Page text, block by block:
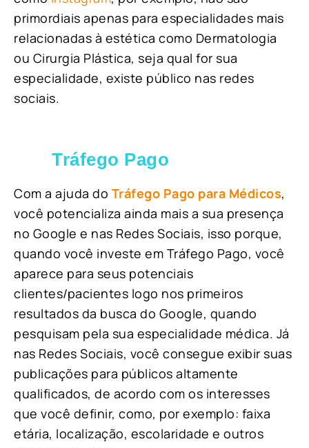
primordiais apenas para especialidades mais
relacionadas à estética como Dermatologia
ou Cirurgia Plástica, seja qual for sua
especialidade, existe público nas redes
sociais.
Tráfego Pago
Com a ajuda do Tráfego Pago para Médicos,
você potencializa ainda mais a sua presença
no Google e nas Redes Sociais, isso porque,
quando você investe em Tráfego Pago, você
aparece para seus potenciais
clientes/pacientes logo nos primeiros
resultados da busca do Google, quando
pesquisam pela sua especialidade médica. Já
nas Redes Sociais, você consegue exibir suas
publicações para públicos altamente
qualificados, de acordo com os interesses
que você definir, como, por exemplo: faixa
etária, localização, escolaridade e outros